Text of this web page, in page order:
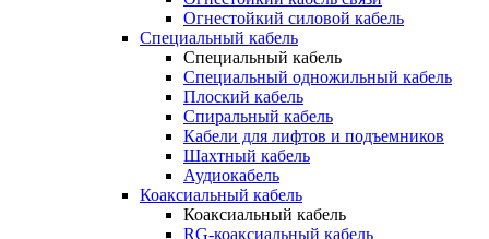
Огнестойкий силовой кабель
Специальный кабель
Специальный кабель
Специальный одножильный кабель
Плоский кабель
Спиральный кабель
Кабели для лифтов и подъемников
Шахтный кабель
Аудиокабель
Коаксиальный кабель
Коаксиальный кабель
RG-коаксиальный кабель